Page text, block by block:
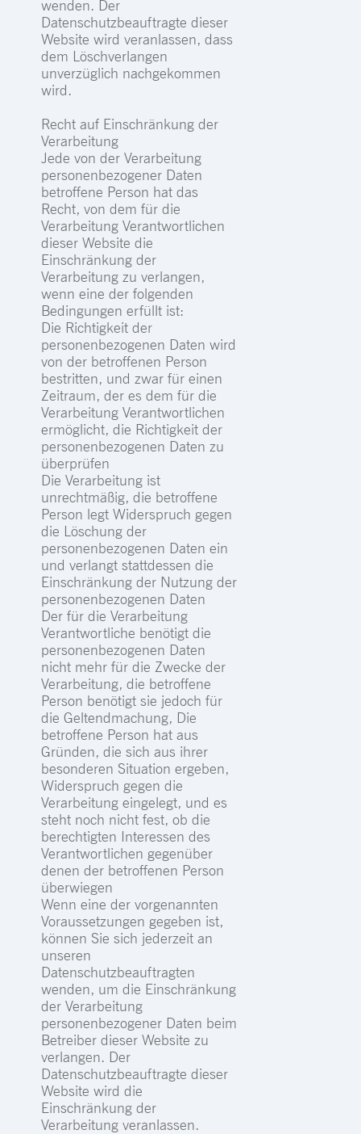
wenden. Der
Datenschutzbeauftragte dieser
Website wird veranlassen, dass
dem Löschverlangen
unverzüglich nachgekommen
wird.
Recht auf Einschränkung der
Verarbeitung
Jede von der Verarbeitung
personenbezogener Daten
betroffene Person hat das
Recht, von dem für die
Verarbeitung Verantwortlichen
dieser Website die
Einschränkung der
Verarbeitung zu verlangen,
wenn eine der folgenden
Bedingungen erfüllt ist:
Die Richtigkeit der
personenbezogenen Daten wird
von der betroffenen Person
bestritten, und zwar für einen
Zeitraum, der es dem für die
Verarbeitung Verantwortlichen
ermöglicht, die Richtigkeit der
personenbezogenen Daten zu
überprüfen
Die Verarbeitung ist
unrechtmäßig, die betroffene
Person legt Widerspruch gegen
die Löschung der
personenbezogenen Daten ein
und verlangt stattdessen die
Einschränkung der Nutzung der
personenbezogenen Daten
Der für die Verarbeitung
Verantwortliche benötigt die
personenbezogenen Daten
nicht mehr für die Zwecke der
Verarbeitung, die betroffene
Person benötigt sie jedoch für
die Geltendmachung, Die
betroffene Person hat aus
Gründen, die sich aus ihrer
besonderen Situation ergeben,
Widerspruch gegen die
Verarbeitung eingelegt, und es
steht noch nicht fest, ob die
berechtigten Interessen des
Verantwortlichen gegenüber
denen der betroffenen Person
überwiegen
Wenn eine der vorgenannten
Voraussetzungen gegeben ist,
können Sie sich jederzeit an
unseren
Datenschutzbeauftragten
wenden, um die Einschränkung
der Verarbeitung
personenbezogener Daten beim
Betreiber dieser Website zu
verlangen. Der
Datenschutzbeauftragte dieser
Website wird die
Einschränkung der
Verarbeitung veranlassen.